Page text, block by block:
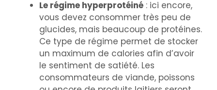
Le régime hyperprotéiné : ici encore,
vous devez consommer très peu de
glucides, mais beaucoup de protéines.
Ce type de régime permet de stocker
un maximum de calories afin d’avoir
le sentiment de satiété. Les
consommateurs de viande, poissons